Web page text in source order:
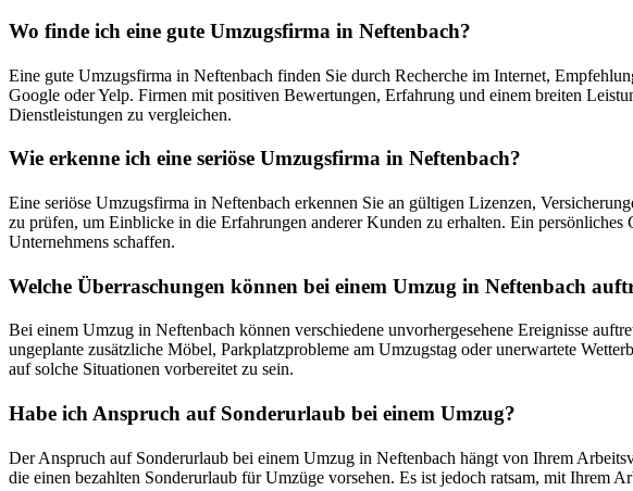
Wo finde ich eine gute Umzugsfirma in Neftenbach?
Eine gute Umzugsfirma in Neftenbach finden Sie durch Recherche im Internet,
Google oder Yelp. Firmen mit positiven Bewertungen, Erfahrung und einem breiten
Dienstleistungen zu vergleichen.
Wie erkenne ich eine seriöse Umzugsfirma in Neftenbach?
Eine seriöse Umzugsfirma in Neftenbach erkennen Sie an gültigen Lizenzen,
zu prüfen, um Einblicke in die Erfahrungen anderer Kunden zu erhalten. Ein
Unternehmens schaffen.
Welche Überraschungen können bei einem Umzug in Neftenbach
Bei einem Umzug in Neftenbach können verschiedene unvorhergesehene Ereignisse
ungeplante zusätzliche Möbel, Parkplatzprobleme am Umzugstag oder unerwartete
auf solche Situationen vorbereitet zu sein.
Habe ich Anspruch auf Sonderurlaub bei einem Umzug?
Der Anspruch auf Sonderurlaub bei einem Umzug in Neftenbach hängt von Ihrem
die einen bezahlten Sonderurlaub für Umzüge vorsehen. Es ist jedoch ratsam, mit